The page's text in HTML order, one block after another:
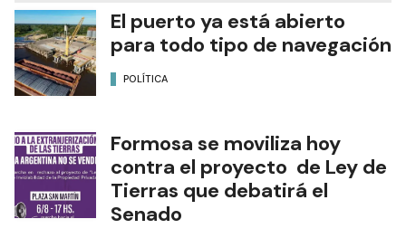
El puerto ya está abierto
para todo tipo de navegación
POLÍTICA
Formosa se moviliza hoy
contra el proyecto de Ley de
Tierras que debatirá el
Senado